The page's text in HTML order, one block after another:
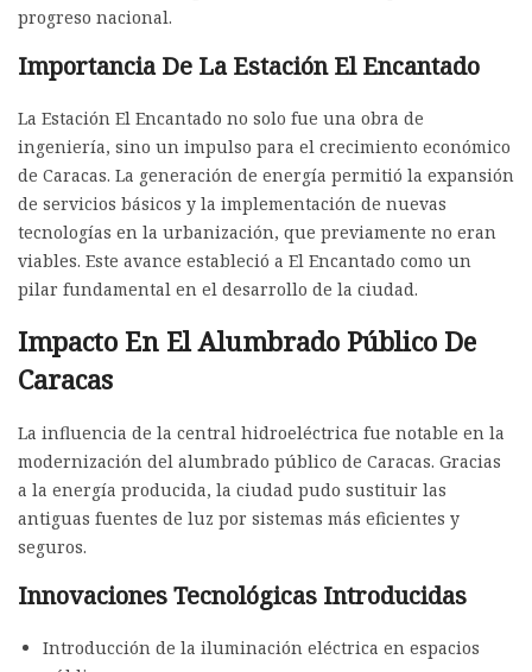
progreso nacional.
Importancia De La Estación El Encantado
La Estación El Encantado no solo fue una obra de
ingeniería, sino un impulso para el crecimiento económico
de Caracas. La generación de energía permitió la expansión
de servicios básicos y la implementación de nuevas
tecnologías en la urbanización, que previamente no eran
viables. Este avance estableció a El Encantado como un
pilar fundamental en el desarrollo de la ciudad.
Impacto En El Alumbrado Público De
Caracas
La influencia de la central hidroeléctrica fue notable en la
modernización del alumbrado público de Caracas. Gracias
a la energía producida, la ciudad pudo sustituir las
antiguas fuentes de luz por sistemas más eficientes y
seguros.
Innovaciones Tecnológicas Introducidas
Introducción de la iluminación eléctrica en espacios